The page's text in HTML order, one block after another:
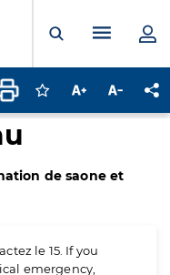
Ouvrir laMenu
Connectez-vous
Augmenter la
de saone et
le 15. If you
emergency,